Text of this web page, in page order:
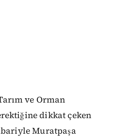
ve Orman
dikkat çeken
Muratpaşa